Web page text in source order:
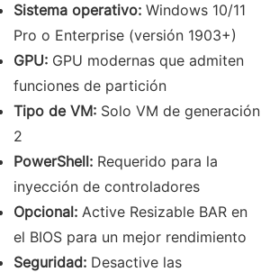
Sistema operativo: Windows 10/11
Pro o Enterprise (versión 1903+)
GPU: GPU modernas que admiten
funciones de partición
Tipo de VM: Solo VM de generación
2
PowerShell: Requerido para la
inyección de controladores
Opcional: Active Resizable BAR en
el BIOS para un mejor rendimiento
Seguridad: Desactive las